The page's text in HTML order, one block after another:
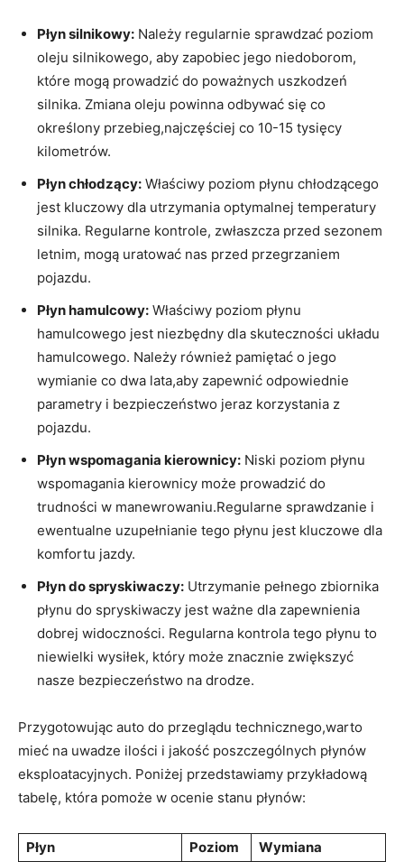
Płyn silnikowy: Należy regularnie sprawdzać poziom
oleju silnikowego, aby zapobiec jego niedoborom,
które mogą prowadzić do poważnych uszkodzeń
silnika. Zmiana oleju powinna odbywać się co
określony przebieg,najczęściej co 10-15 tysięcy
kilometrów.
Płyn chłodzący: Właściwy poziom płynu chłodzącego
jest kluczowy dla utrzymania optymalnej temperatury
silnika. Regularne kontrole, zwłaszcza przed sezonem
letnim, mogą uratować nas przed przegrzaniem
pojazdu.
Płyn hamulcowy: Właściwy poziom płynu
hamulcowego jest niezbędny dla skuteczności układu
hamulcowego. Należy również pamiętać o jego
wymianie co dwa lata,aby zapewnić odpowiednie
parametry i bezpieczeństwo jeraz korzystania z
pojazdu.
Płyn wspomagania kierownicy: Niski poziom płynu
wspomagania kierownicy może prowadzić do
trudności w manewrowaniu.Regularne sprawdzanie i
ewentualne uzupełnianie tego płynu jest kluczowe dla
komfortu jazdy.
Płyn do spryskiwaczy: Utrzymanie pełnego zbiornika
płynu do spryskiwaczy jest ważne dla zapewnienia
dobrej widoczności. Regularna kontrola tego płynu to
niewielki wysiłek, który może znacznie zwiększyć
nasze bezpieczeństwo na drodze.
Przygotowując auto do przeglądu technicznego,warto
mieć na uwadze ilości i jakość poszczególnych płynów
eksploatacyjnych. Poniżej przedstawiamy przykładową
tabelę, która pomoże w ocenie stanu płynów:
Płyn Poziom
Wymiana